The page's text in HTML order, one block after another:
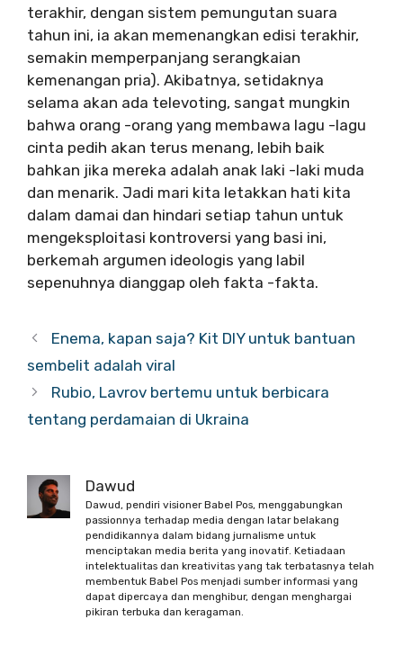
terakhir, dengan sistem pemungutan suara
tahun ini, ia akan memenangkan edisi terakhir,
semakin memperpanjang serangkaian
kemenangan pria). Akibatnya, setidaknya
selama akan ada televoting, sangat mungkin
bahwa orang -orang yang membawa lagu -lagu
cinta pedih akan terus menang, lebih baik
bahkan jika mereka adalah anak laki -laki muda
dan menarik. Jadi mari kita letakkan hati kita
dalam damai dan hindari setiap tahun untuk
mengeksploitasi kontroversi yang basi ini,
berkemah argumen ideologis yang labil
sepenuhnya dianggap oleh fakta -fakta.
Enema, kapan saja? Kit DIY untuk bantuan
sembelit adalah viral
Rubio, Lavrov bertemu untuk berbicara
tentang perdamaian di Ukraina
Dawud
Dawud, pendiri visioner Babel Pos, menggabungkan
passionnya terhadap media dengan latar belakang
pendidikannya dalam bidang jurnalisme untuk
menciptakan media berita yang inovatif. Ketiadaan
intelektualitas dan kreativitas yang tak terbatasnya telah
membentuk Babel Pos menjadi sumber informasi yang
dapat dipercaya dan menghibur, dengan menghargai
pikiran terbuka dan keragaman.